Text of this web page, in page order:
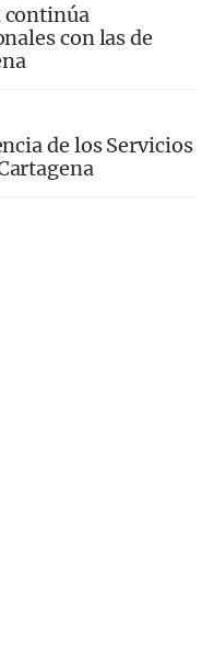
continúa
con las de
de los Servicios